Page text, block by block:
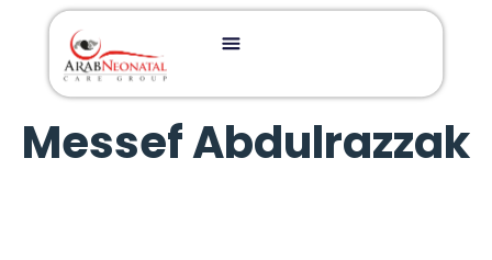
Messef Abdulrazzak